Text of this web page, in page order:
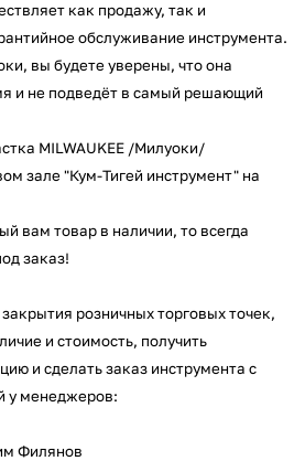
как продажу, так и
обслуживание инструмента.
вы будете уверены, что она
и не подведёт в самый решающий
MILWAUKEE /Милуоки/
зале "Кум-Тигей инструмент" на
вам товар в наличии, то всегда
заказ!
розничных торговых точек,
и стоимость, получить
и сделать заказ инструмента с
у менеджеров:
Филянов
вопросы?
302-02-51